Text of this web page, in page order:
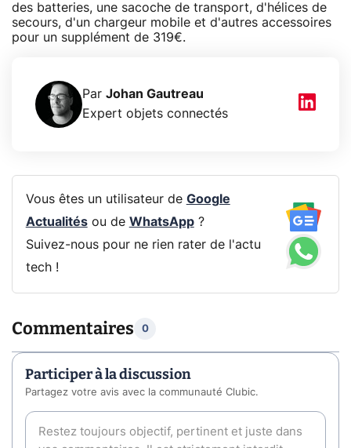
des batteries, une sacoche de transport, d'hélices de
secours, d'un chargeur mobile et d'autres accessoires
pour un supplément de 319€.
Par Johan Gautreau
Expert objets connectés
Vous êtes un utilisateur de Google
Actualitésou de WhatsApp?
Suivez-nous pour ne rien rater de l'actu
tech !
Commentaires 0
Participer à la discussion
Partagez votre avis avec la communauté Clubic.